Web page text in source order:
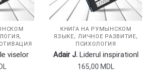
,
viselor
КНИГА НА РУМЫНСКОМ
ЯЗЫКЕ,ЛИЧНОЕ РАЗВИТИЕ,
ПСИХОЛОГИЯ
Adair J.Liderul inspirationl
165,00 MDL